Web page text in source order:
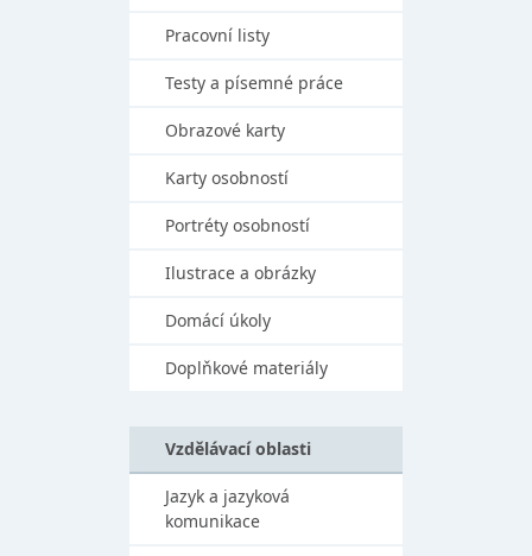
Pracovní listy
Testy a písemné práce
Obrazové karty
Karty osobností
Portréty osobností
Ilustrace a obrázky
Domácí úkoly
Doplňkové materiály
Vzdělávací oblasti
Jazyk a jazyková
komunikace